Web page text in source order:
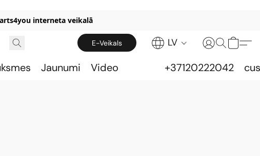
interneta veikalā
E-Veikals LV
Jaunumi Video +37120222042